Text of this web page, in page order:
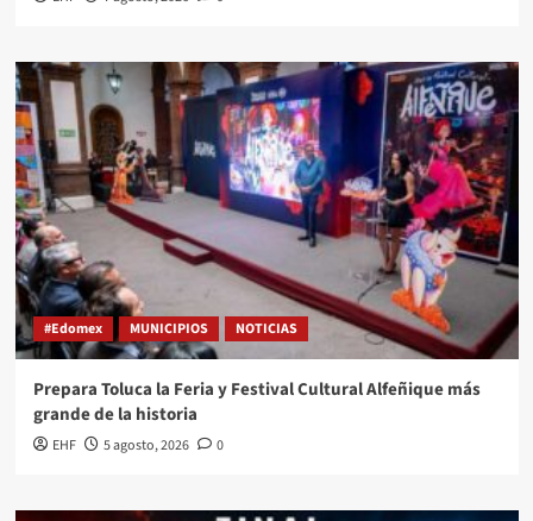
#Edomex MUNICIPIOS NOTICIAS
Prepara Toluca la Feria y Festival Cultural Alfeñique más
grande de la historia
EHF 5 agosto, 2026 0